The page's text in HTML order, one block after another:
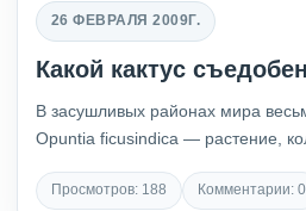
26 ФЕВРАЛЯ 2009Г.
Какой кактус
В засушливых районах мира
Opuntia ficusindica — растение,
Просмотров: 188 Комментарии: 0